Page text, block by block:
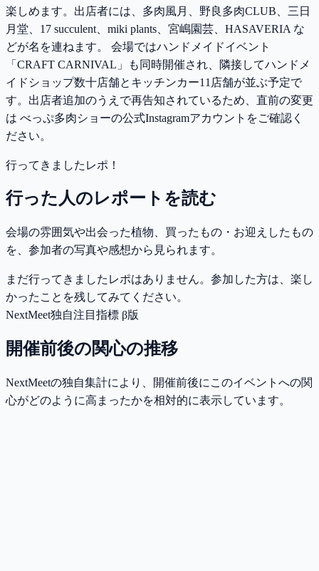
楽しめます。出店者には、多肉風月、野良多肉CLUB、三日
月堂、17 succulent、miki plants、宮嶋園芸、HASAVERIA な
どが名を連ねます。 会場ではハンドメイドイベント
「CRAFT CARNIVAL」も同時開催され、隣接してハンドメ
イドショップ数十店舗とキッチンカー11店舗が並ぶ予定で
す。出店者追加のうえで再告知されているため、直前の変更
は べっぷ多肉ショーの公式Instagramアカウントをご確認く
ださい。
行ってきましたレポ！
行った人のレポートを読む
会場の雰囲気や出会った植物、買ったもの・お迎えしたもの
を、参加者の写真や感想から見られます。
まだ行ってきましたレポはありません。参加した方は、楽し
かったことを残してみてください。
NextMeet独自注目指標 β版
開催前後の関心の推移
NextMeetの独自集計により、開催前後にこのイベントへの関
心がどのように高まったかを相対的に表示しています。